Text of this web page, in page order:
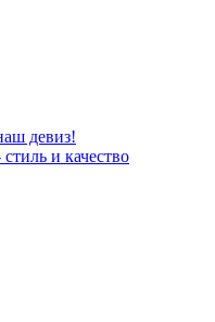
девиз!
и качество